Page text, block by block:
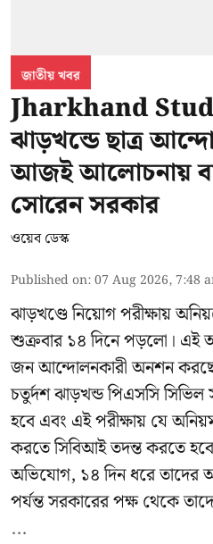
জাতীয় খবর
Jharkhand
ঝাড়খন্ডে ছাত্র
আজই আলোচনায়
সোরেন সরকার
ওয়েব ডেস্ক
Published on:07 Aug 2026, 7:48
ঝাড়খণ্ডে নিয়োগ পরীক্ষায়
শুক্রবার ১৪ দিনে পড়লো। এই
জন আন্দোলনকারী অনশন
চতুর্দশ ঝাড়খন্ড পিএসসি সিভিল
হবে এবং এই পরীক্ষায় যে
করতে সিবিআই তদন্ত করতে
অভিযোগ, ১৪ দিন ধরে
পর্যন্ত সরকারের পক্ষ থেকে
...